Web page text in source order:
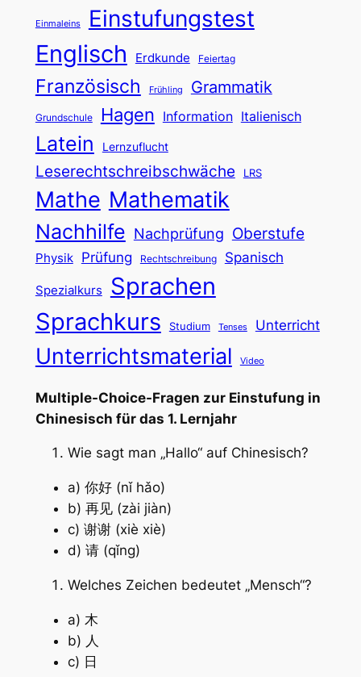
Einmaleins Einstufungstest
Englisch Erdkunde Feiertag
Französisch Frühling Grammatik
Grundschule Hagen Information Italienisch
Latein Lernzuflucht
Leserechtschreibschwäche LRS
Mathe Mathematik
Nachhilfe Nachprüfung Oberstufe
Physik Prüfung Rechtschreibung Spanisch
Spezialkurs
Sprachen
Sprachkurs
Studium Tenses Unterricht
Unterrichtsmaterial Video
Multiple-Choice-Fragen zur Einstufung in
Chinesisch für das 1. Lernjahr
Wie sagt man „Hallo“ auf Chinesisch?
a) 你好 (nǐ hǎo)
b) 再见 (zài jiàn)
c) 谢谢 (xiè xiè)
d) 请 (qǐng)
Welches Zeichen bedeutet „Mensch“?
a) 木
b) 人
c) 日